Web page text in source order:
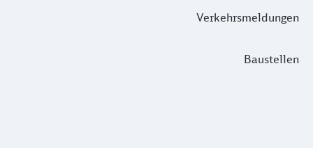
Verkehrsmeldungen
Baustellen